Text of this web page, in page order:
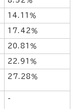
14.11％
17.42％
20.81％
22.91％
27.28％
-